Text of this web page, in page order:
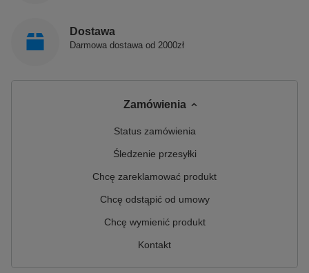
Dostawa
Darmowa dostawa od 2000zł
Zamówienia
Status zamówienia
Śledzenie przesyłki
Chcę zareklamować produkt
Chcę odstąpić od umowy
Chcę wymienić produkt
Kontakt